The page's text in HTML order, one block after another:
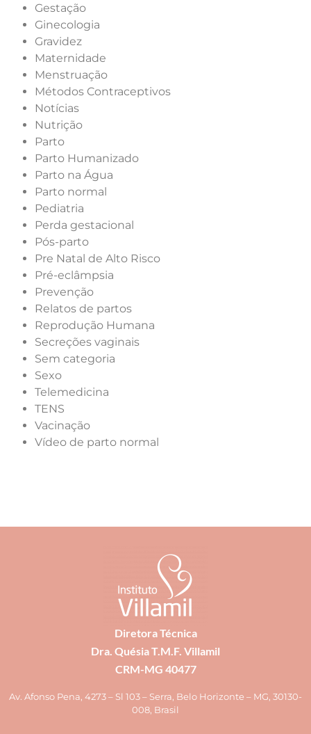
Gestação
Ginecologia
Gravidez
Maternidade
Menstruação
Métodos Contraceptivos
Notícias
Nutrição
Parto
Parto Humanizado
Parto na Água
Parto normal
Pediatria
Perda gestacional
Pós-parto
Pre Natal de Alto Risco
Pré-eclâmpsia
Prevenção
Relatos de partos
Reprodução Humana
Secreções vaginais
Sem categoria
Sexo
Telemedicina
TENS
Vacinação
Vídeo de parto normal
Diretora Técnica
Dra. Quésia T.M.F. Villamil
CRM-MG 40477
Av. Afonso Pena, 4273 – Sl 103 – Serra, Belo Horizonte – MG, 30130-
008, Brasil